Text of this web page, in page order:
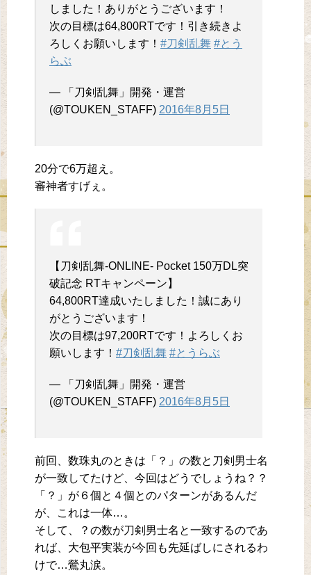
しました！ありがとうございます！
次の目標は64,800RTです！引き続きよ
ろしくお願いします！ #刀剣乱舞 #とう
らぶ
— 「刀剣乱舞」開発・運営
(@TOUKEN_STAFF) 2016年8月5日
20分で6万超え。
審神者すげぇ。
【刀剣乱舞-ONLINE- Pocket 150万DL突
破記念 RTキャンペーン】
64,800RT達成いたしました！誠にあり
がとうございます！
次の目標は97,200RTです！よろしくお
願いします！ #刀剣乱舞 #とうらぶ
— 「刀剣乱舞」開発・運営
(@TOUKEN_STAFF) 2016年8月5日
前回、数珠丸のときは「？」の数と刀剣男士名
が一致してたけど、今回はどうでしょうね？？
「？」が６個と４個とのパターンがあるんだ
が、これは一体…。
そして、？の数が刀剣男士名と一致するのであ
れば、大包平実装が今回も先延ばしにされるわ
けで…鶯丸涙。